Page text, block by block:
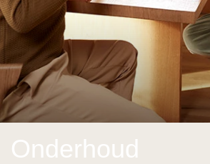
Onderhoud